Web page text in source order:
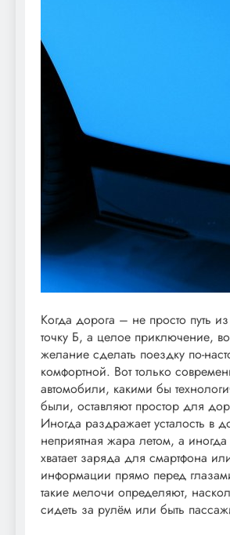
Когда дорога – не просто путь
точку Б, а целое приключение,
желание сделать поездку по-
комфортной. Вот только
автомобили, какими бы
были, оставляют простор для
Иногда раздражает усталость в
неприятная жара летом, а
хватает заряда для смартфона
информации прямо перед
такие мелочи определяют,
сидеть за рулём или быть